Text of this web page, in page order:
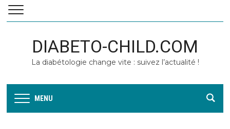
DIABETO-CHILD.COM
La diabétologie change vite : suivez l’actualité !
MENU